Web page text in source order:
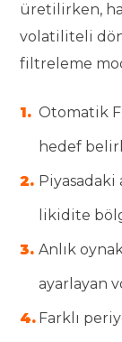
üretilirken,
volatiliteli
filtreleme
Otomatik
hedef
likidite
Anlık
ayarlayan
Farklı